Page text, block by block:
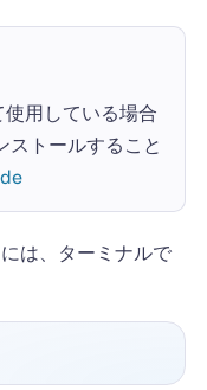
用している場合
ストールすること
は、ターミナルで